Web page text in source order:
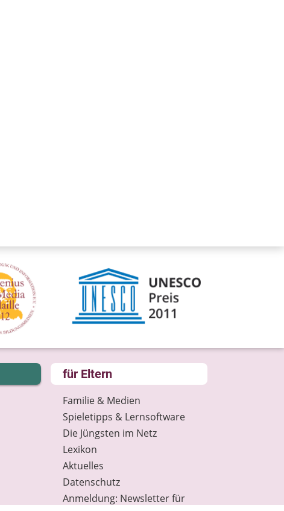
für Eltern
Familie & Medien
Spieletipps & Lernsoftware
Die Jüngsten im Netz
Lexikon
Aktuelles
Datenschutz
Anmeldung: Newsletter für